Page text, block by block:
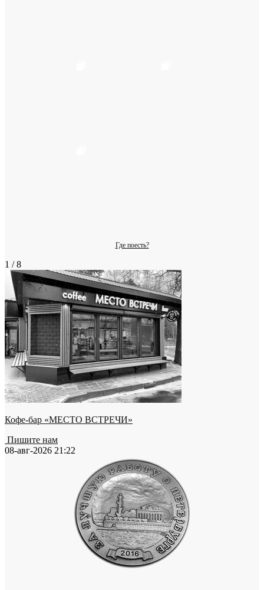
Где поесть?
1 / 8
Кофе-бар «МЕСТО ВСТРЕЧИ»
Пишите нам
08-авг-2026 21:22